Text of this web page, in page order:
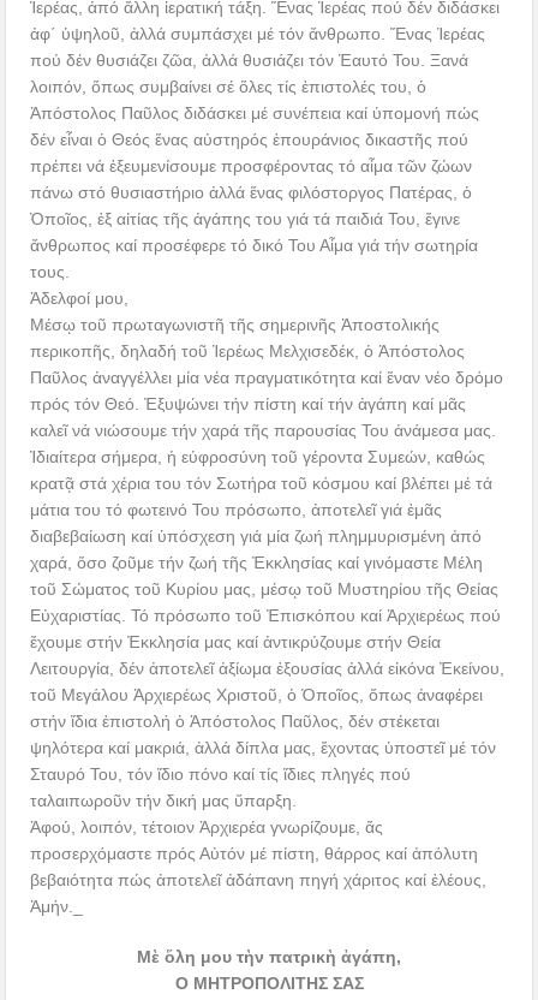
Ἱερέας, ἀπό ἄλλη ἱερατική τάξη. Ἕνας Ἱερέας πού δέν διδάσκει
ἀφ΄ ὑψηλοῦ, ἀλλά συμπάσχει μέ τόν ἄνθρωπο. Ἕνας Ἱερέας
πού δέν θυσιάζει ζῶα, ἀλλά θυσιάζει τόν Ἑαυτό Του. Ξανά
λοιπόν, ὅπως συμβαίνει σέ ὅλες τίς ἐπιστολές του, ὁ
Ἀπόστολος Παῦλος διδάσκει μέ συνέπεια καί ὑπομονή πώς
δέν εἶναι ὁ Θεός ἕνας αὐστηρός ἐπουράνιος δικαστῆς πού
πρέπει νά ἐξευμενίσουμε προσφέροντας τό αἷμα τῶν ζώων
πάνω στό θυσιαστήριο ἀλλά ἕνας φιλόστοργος Πατέρας, ὁ
Ὁποῖος, ἐξ αἰτίας τῆς ἀγάπης του γιά τά παιδιά Του, ἔγινε
ἄνθρωπος καί προσέφερε τό δικό Του Αἷμα γιά τήν σωτηρία
τους.
Ἀδελφοί μου,
Μέσῳ τοῦ πρωταγωνιστῆ τῆς σημερινῆς Ἀποστολικής
περικοπῆς, δηλαδή τοῦ Ἱερέως Μελχισεδέκ, ὁ Ἀπόστολος
Παῦλος ἀναγγέλλει μία νέα πραγματικότητα καί ἕναν νέο δρόμο
πρός τόν Θεό. Ἐξυψώνει τήν πίστη καί τήν ἀγάπη καί μᾶς
καλεῖ νά νιώσουμε τήν χαρά τῆς παρουσίας Του ἀνάμεσα μας.
Ἰδιαίτερα σήμερα, ἡ εὐφροσύνη τοῦ γέροντα Συμεών, καθώς
κρατᾷ στά χέρια του τόν Σωτήρα τοῦ κόσμου καί βλέπει μέ τά
μάτια του τό φωτεινό Του πρόσωπο, ἀποτελεῖ γιά ἐμᾶς
διαβεβαίωση καί ὑπόσχεση γιά μία ζωή πλημμυρισμένη ἀπό
χαρά, ὅσο ζοῦμε τήν ζωή τῆς Ἐκκλησίας καί γινόμαστε Μέλη
τοῦ Σώματος τοῦ Κυρίου μας, μέσῳ τοῦ Μυστηρίου τῆς Θείας
Εὐχαριστίας. Τό πρόσωπο τοῦ Ἐπισκόπου καί Ἀρχιερέως πού
ἔχουμε στήν Ἐκκλησία μας καί ἀντικρύζουμε στήν Θεία
Λειτουργία, δέν ἀποτελεῖ ἀξίωμα ἐξουσίας ἀλλά εἰκόνα Ἐκείνου,
τοῦ Μεγάλου Ἀρχιερέως Χριστοῦ, ὁ Ὁποῖος, ὅπως ἀναφέρει
στήν ἴδια ἐπιστολή ὁ Ἀπόστολος Παῦλος, δέν στέκεται
ψηλότερα καί μακριά, ἀλλά δίπλα μας, ἔχοντας ὑποστεῖ μέ τόν
Σταυρό Του, τόν ἴδιο πόνο καί τίς ἴδιες πληγές πού
ταλαιπωροῦν τήν δική μας ὕπαρξη.
Ἀφού, λοιπόν, τέτοιον Ἀρχιερέα γνωρίζουμε, ἄς
προσερχόμαστε πρός Αὐτόν μέ πίστη, θάρρος καί ἀπόλυτη
βεβαιότητα πώς ἀποτελεῖ ἀδάπανη πηγή χάριτος καί ἐλέους,
Ἀμήν._
Μὲ ὅλη μου τὴν πατρικὴ ἀγάπη,
Ο ΜΗΤΡΟΠΟΛΙΤΗΣ ΣΑΣ